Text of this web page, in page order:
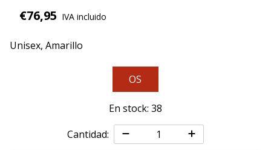
¡Nuestros
te
Encuentra…
€76,95 IVA incluido
Unisex, Amarillo
OS
En stock: 38
Cantidad: